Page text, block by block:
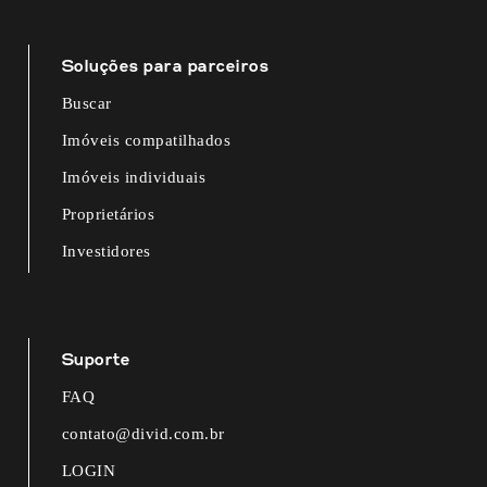
Soluções para parceiros
Buscar
Imóveis compatilhados
Imóveis individuais
Proprietários
Investidores
Suporte
FAQ
contato@divid.com.br
LOGIN